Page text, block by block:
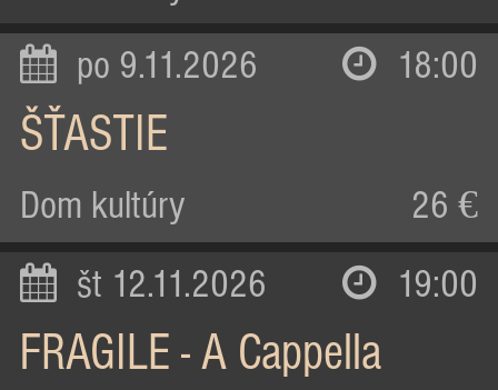
po 9.11.2026 18:00
ŠŤASTIE
Dom kultúry 26 €
št 12.11.2026 19:00
FRAGILE - A Cappella